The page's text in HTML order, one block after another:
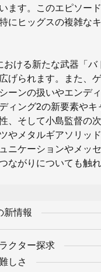
ます。このエピソー
にヒッグスの複雑な
ける新たな武器「
げられます。また、
ーンの扱いやエンデ
ィング2の新要素や
、そして小島監督の
やメタルギアソリッ
ニケーションやメッ
ながりについても触れ
新情報
クター探求
しさ